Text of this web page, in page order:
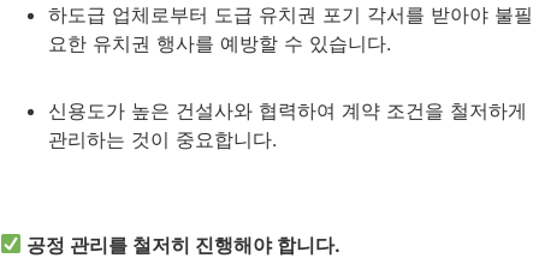
하도급 업체로부터 도급 유치권 포기 각서를 받아야 불필
요한 유치권 행사를 예방할 수 있습니다.
신용도가 높은 건설사와 협력하여 계약 조건을 철저하게
관리하는 것이 중요합니다.
공정 관리를 철저히 진행해야 합니다.